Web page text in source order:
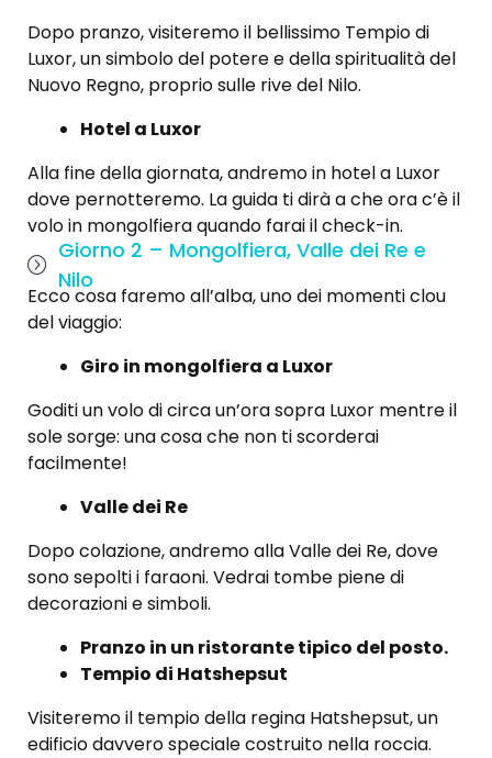
Dopo pranzo, visiteremo il bellissimo Tempio di
Luxor, un simbolo del potere e della spiritualità del
Nuovo Regno, proprio sulle rive del Nilo.
Hotel a Luxor
Alla fine della giornata, andremo in hotel a Luxor
dove pernotteremo. La guida ti dirà a che ora c’è il
volo in mongolfiera quando farai il check-in.
Giorno 2 – Mongolfiera, Valle dei Re e
Nilo
Ecco cosa faremo all’alba, uno dei momenti clou
del viaggio:
Giro in mongolfiera a Luxor
Goditi un volo di circa un’ora sopra Luxor mentre il
sole sorge: una cosa che non ti scorderai
facilmente!
Valle dei Re
Dopo colazione, andremo alla Valle dei Re, dove
sono sepolti i faraoni. Vedrai tombe piene di
decorazioni e simboli.
Pranzo in un ristorante tipico del posto.
Tempio di Hatshepsut
Visiteremo il tempio della regina Hatshepsut, un
edificio davvero speciale costruito nella roccia.